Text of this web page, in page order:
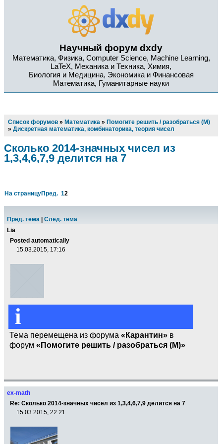
Научный форум dxdy
Математика, Физика, Computer Science, Machine Learning,
LaTeX, Механика и Техника, Химия,
Биология и Медицина, Экономика и Финансовая
Математика, Гуманитарные науки
Список форумов » Математика » Помогите решить / разобраться (М)
» Дискретная математика, комбинаторика, теория чисел
Сколько 2014-значных чисел из
1,3,4,6,7,9 делится на 7
На страницуПред. 12
Пред. тема
След. тема
Lia
Posted automatically
15.03.2015, 17:16
i
Тема перемещена из форума «Карантин» в
форум «Помогите решить / разобраться (М)»
ex-math
Re: Сколько 2014-значных чисел из 1,3,4,6,7,9 делится на 7
15.03.2015, 22:21